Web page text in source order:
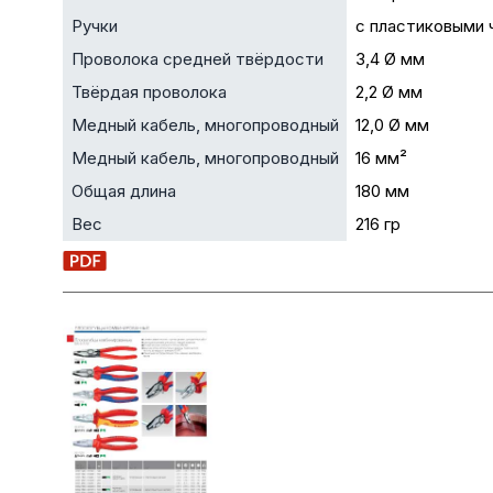
Ручки
с пластиковыми
Проволока средней твёрдости
3,4 Ø мм
Твёрдая проволока
2,2 Ø мм
Медный кабель, многопроводный
12,0 Ø мм
Медный кабель, многопроводный
16 мм²
Общая длина
180 мм
Вес
216 гр